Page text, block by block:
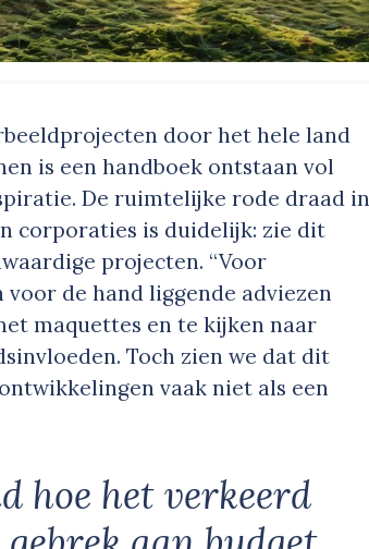
door het hele land
is een handboek ontstaan vol
De ruimtelijke rode draad in
corporaties is duidelijk: zie dit
projecten. “Voor
de hand liggende adviezen
maquettes en te kijken naar
Toch zien we dat dit
vaak niet als een
hoe het verkeerd